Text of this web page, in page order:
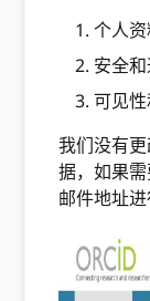
个人资
安全
可见性
我们没有
据，如果
邮件地址进